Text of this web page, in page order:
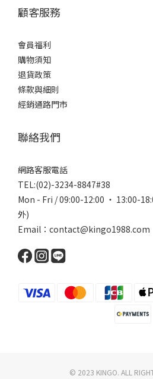
顧客服務
會員福利
購物須知
退貨政策
條款與細則
經銷通路門市
聯絡我們
網路客服電話
TEL:(02)-3234-8847#38
Mon - Fri / 09:00-12:00 ‧ 13:00-
外)
Email：contact@kingo1988.com
© 2023 KINGO. ALL